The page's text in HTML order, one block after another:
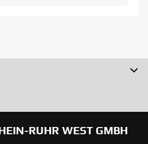
RUHR WEST GMBH